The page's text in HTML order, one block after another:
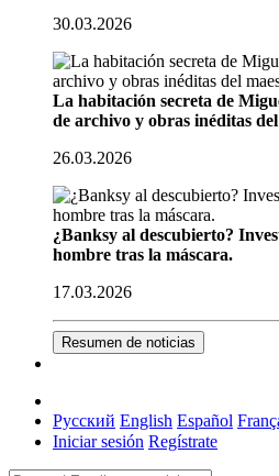
30.03.2026
La habitación secreta de
de archivo y obras inéditas
26.03.2026
¿Banksy al descubierto?
hombre tras la máscara.
17.03.2026
Resumen de noticias
Русский English Español
Iniciar sesión Regístrate